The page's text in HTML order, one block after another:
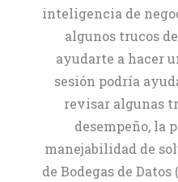
inteligencia de
algunos trucos
ayudarte a hacer
sesión podría
revisar algunas
desempeño, la
manejabilidad de
de Bodegas de